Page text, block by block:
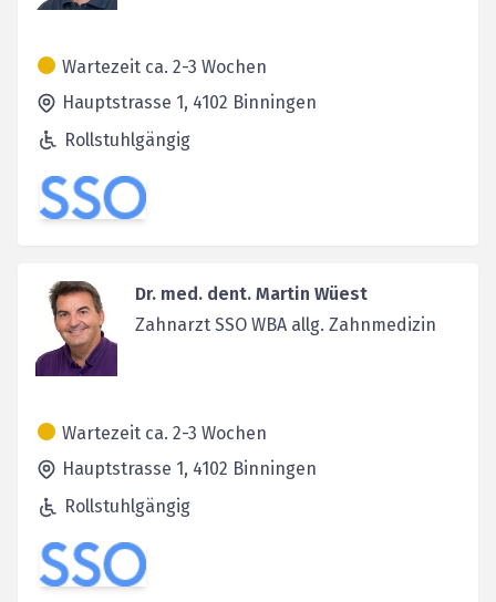
Wartezeit ca. 2-3 Wochen
Hauptstrasse 1, 4102 Binningen
Rollstuhlgängig
Dr. med. dent. Martin Wüest
Zahnarzt SSO WBA allg. Zahnmedizin
Wartezeit ca. 2-3 Wochen
Hauptstrasse 1, 4102 Binningen
Rollstuhlgängig